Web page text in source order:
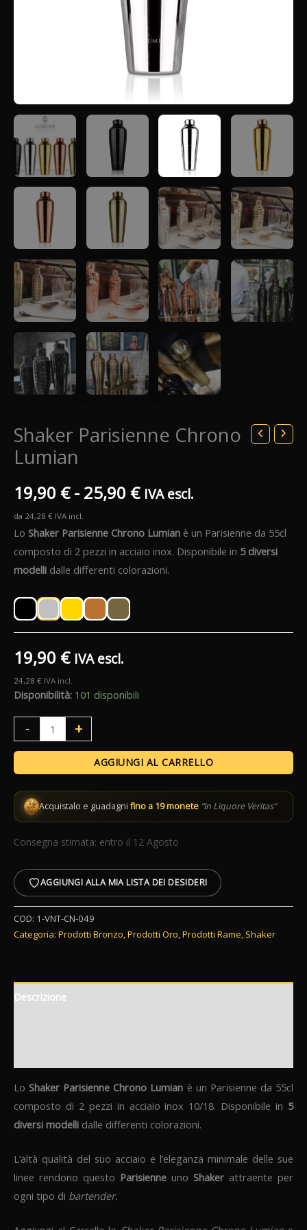
Shaker Parisienne Chrono
Lumian
19,90 € - 25,90 €Fascia
prezzo:
IVA escl.
da 24,28 € IVA incl.
Lo Shaker Parisienne Chrono Lumian è un Parisienne da 55cl
composto di 2 pezzi in acciaio inox. Disponibile in 5 diversi
modelli dalle differenti colorazioni.
19,90 € IVA escl.
24,28 € IVA incl.
Disponibilità: 101 disponibili
-
Parisienne
quantità
+
AGGIUNGI AL CARRELLO
Acquistalo e guadagni fino a 19 monete “In Liquore Veritas”
Consegna stimata: entro il 12 Agosto
AGGIUNGI ALLA MIA LISTA DEI DESIDERI
COD: 1-VNT-CN-049
Categoria: Prodotti Bronzo,Prodotti Oro,Prodotti Rame, Shaker
Descrizione
Lo Shaker Parisienne Chrono Lumian è un Parisienne da 55cl
composto di 2 pezzi in acciaio inox 10/18. Disponibile in 5
diversi modelli dalle differenti colorazioni.
L’altà qualità del suo acciaio e l’eleganza minimale delle sue
linee rendono questo Parisienne uno Shaker attraente per
ogni tipo di bartender.